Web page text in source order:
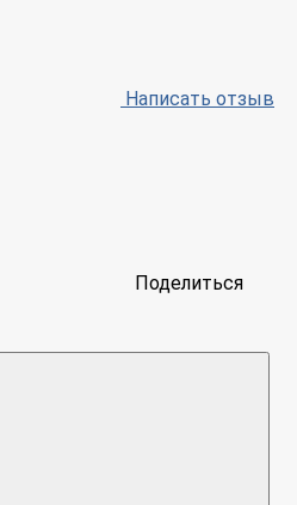
Написать отзыв
Поделиться